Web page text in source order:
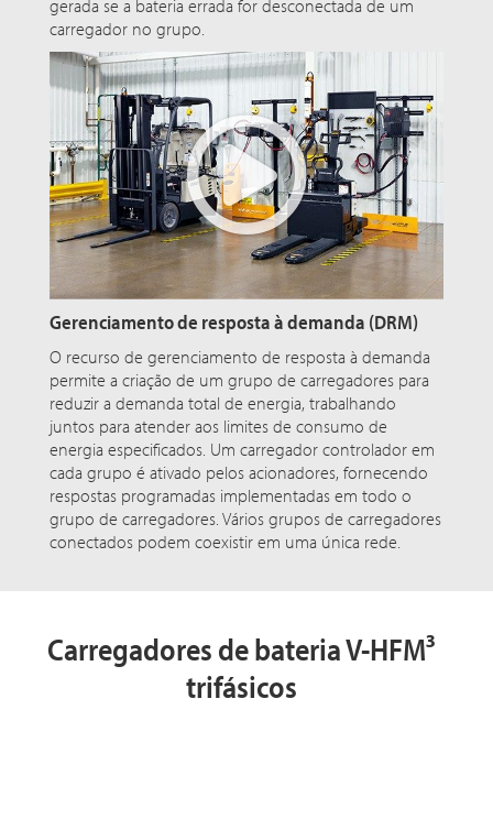
gerada se a bateria errada for desconectada de um
carregador no grupo.
Gerenciamento de resposta à demanda (DRM)
O recurso de gerenciamento de resposta à demanda
permite a criação de um grupo de carregadores para
reduzir a demanda total de energia, trabalhando
juntos para atender aos limites de consumo de
energia especificados. Um carregador controlador em
cada grupo é ativado pelos acionadores, fornecendo
respostas programadas implementadas em todo o
grupo de carregadores. Vários grupos de carregadores
conectados podem coexistir em uma única rede.
Carregadores de bateria V-HFM³
trifásicos